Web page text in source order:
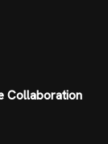
Collaboration